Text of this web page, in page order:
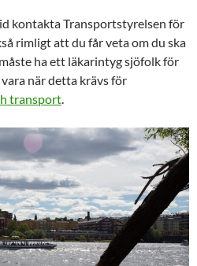
kontakta Transportstyrelsen för
rimligt att du får veta om du ska
ha ett läkarintyg sjöfolk för
när detta krävs för
transport.